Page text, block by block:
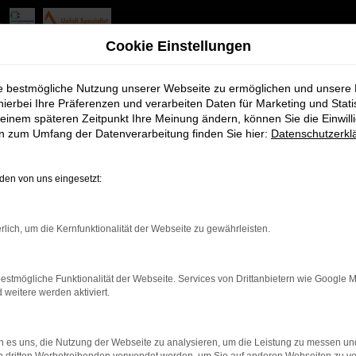
Jahreswagen
Herzogenaurach
wir Sie nur zu Ihrer Wahl beglückwünschen. Für Ihre Mobilität
Der Vorteil liegt in der Kombination aus erstklassigem
rundum langlebigen und topausgestatteten Modell durch
weshalb Sie sich auf jede Menge Extras und Assistenten
Network Error
Cookie Einstellungen
bestmögliche Nutzung unserer Webseite zu ermöglichen und unsere
Ihre Präferenzen und verarbeiten Daten für Marketing und
späteren Zeitpunkt Ihre Meinung ändern, können Sie die
zum Umfang der Datenverarbeitung finden Sie hier:
von uns eingesetzt:
um die Kernfunktionalität der Webseite zu gewährleisten.
Funktionalität der Webseite. Services von Drittanbietern wie Google
weitere werden aktiviert.
es uns, die Nutzung der Webseite zu analysieren, um die Leistung zu messen